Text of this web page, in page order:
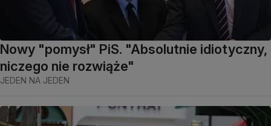
Nowy "pomysł" PiS. "Absolutnie idiotyczny,
niczego nie rozwiąże"
JEDEN NA JEDEN